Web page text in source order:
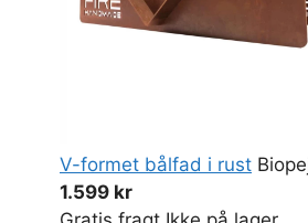
V-formet bålfad i rust
1.599 kr